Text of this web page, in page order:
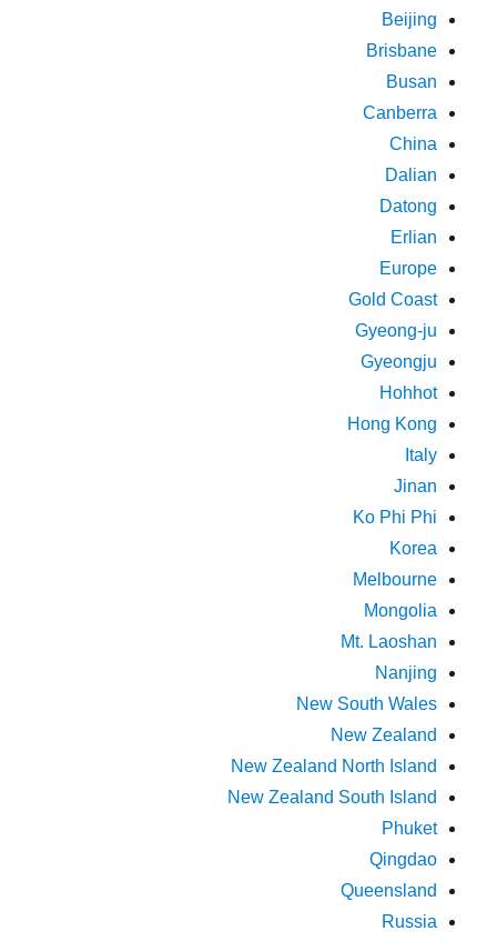
Beijing
Brisbane
Busan
Canberra
China
Dalian
Datong
Erlian
Europe
Gold Coast
Gyeong-ju
Gyeongju
Hohhot
Hong Kong
Italy
Jinan
Ko Phi Phi
Korea
Melbourne
Mongolia
Mt. Laoshan
Nanjing
New South Wales
New Zealand
New Zealand North Island
New Zealand South Island
Phuket
Qingdao
Queensland
Russia